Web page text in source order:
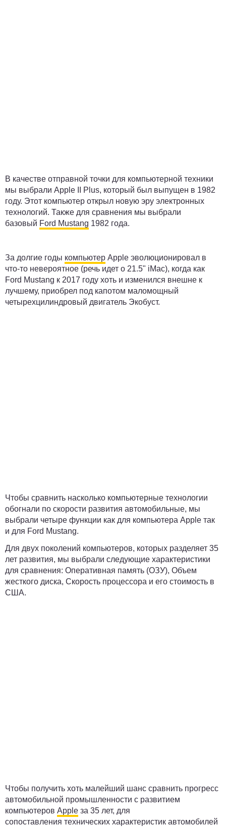
В качестве отправной точки для компьютерной техники
мы выбрали Apple II Plus, который был выпущен в 1982
году. Этот компьютер открыл новую эру электронных
технологий. Также для сравнения мы выбрали
базовый Ford Mustang 1982 года.
За долгие годы компьютер Apple эволюционировал в
что-то невероятное (речь идет о 21.5" iMac), когда как
Ford Mustang к 2017 году хоть и изменился внешне к
лучшему, приобрел под капотом маломощный
четырехцилиндровый двигатель Экобуст.
Чтобы сравнить насколько компьютерные технологии
обогнали по скорости развития автомобильные, мы
выбрали четыре функции как для компьютера Apple так
и для Ford Mustang.
Для двух поколений компьютеров, которых разделяет 35
лет развития, мы выбрали следующие характеристики
для сравнения: Оперативная память (ОЗУ), Объем
жесткого диска, Скорость процессора и его стоимость в
США.
Чтобы получить хоть малейший шанс сравнить прогресс
автомобильной промышленности с развитием
компьютеров Apple за 35 лет, для
сопоставления технических характеристик автомобилей